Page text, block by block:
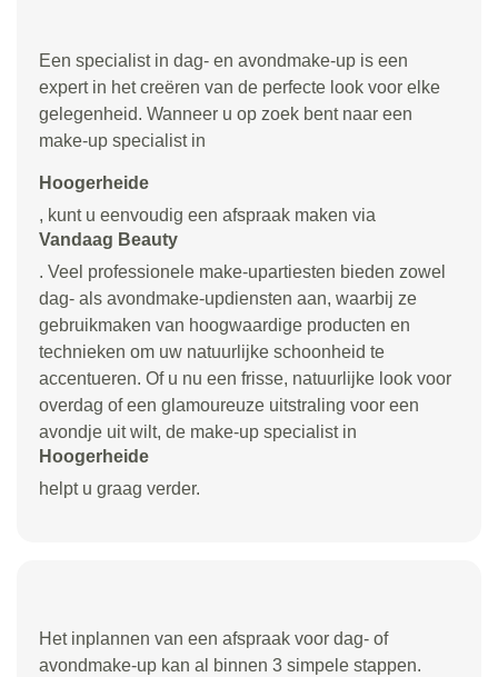
Een specialist in dag- en avondmake-up is een
expert in het creëren van de perfecte look voor elke
gelegenheid. Wanneer u op zoek bent naar een
make-up specialist in
Hoogerheide
, kunt u eenvoudig een afspraak maken via
Vandaag Beauty
. Veel professionele make-upartiesten bieden zowel
dag- als avondmake-updiensten aan, waarbij ze
gebruikmaken van hoogwaardige producten en
technieken om uw natuurlijke schoonheid te
accentueren. Of u nu een frisse, natuurlijke look voor
overdag of een glamoureuze uitstraling voor een
avondje uit wilt, de make-up specialist in
Hoogerheide
helpt u graag verder.
Het inplannen van een afspraak voor dag- of
avondmake-up kan al binnen 3 simpele stappen.